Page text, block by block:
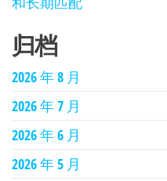
归档
2026 年 8 月
2026 年 7 月
2026 年 6 月
2026 年 5 月